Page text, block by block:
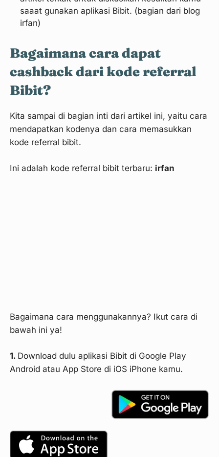
saaat gunakan aplikasi Bibit. (bagian dari blog
irfan)
Bagaimana cara dapat
cashback dari kode referral
Bibit?
Kita sampai di bagian inti dari artikel ini, yaitu cara
mendapatkan kodenya dan cara memasukkan
kode referral bibit.
Ini adalah kode referral bibit terbaru: irfan
Bagaimana cara menggunakannya? Ikut cara di
bawah ini ya!
1. Download dulu aplikasi Bibit di Google Play
Android atau App Store di iOS iPhone kamu.